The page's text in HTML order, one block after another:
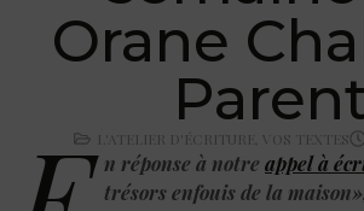
Orane
L'ATELIER D'ÉCRITURE VOS TEXTES
n réponse à notre appel à
trésors enfouis de la